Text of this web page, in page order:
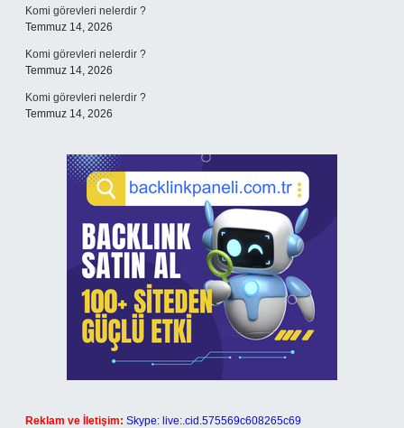
Komi görevleri nelerdir ?
Temmuz 14, 2026
Komi görevleri nelerdir ?
Temmuz 14, 2026
Komi görevleri nelerdir ?
Temmuz 14, 2026
Reklam ve İletişim: Skype: live:.cid.575569c608265c69